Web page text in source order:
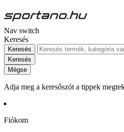
Nav switch
Keresés
Keresés
Keresés
Mégse
Adja meg a keresőszót a tippek
Fiókom